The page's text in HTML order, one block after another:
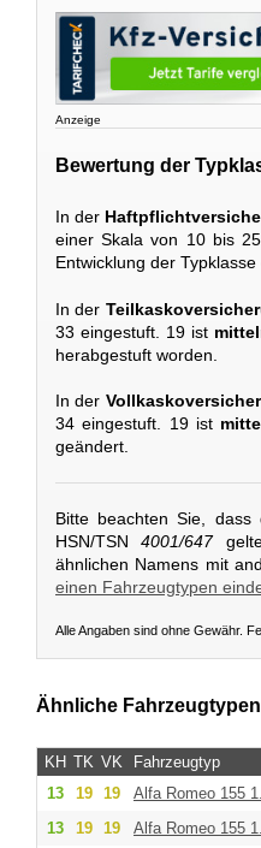
Anzeige
Bewertung der
In der
einer Skala von 10 bis
Entwicklung der
In der
33 eingestuft. 19 ist
herabgestuft worden.
In der
34 eingestuft. 19 ist
geändert.
Bitte beachten Sie,
HSN/TSN4001/647
ähnlichen Namens mit
einen Fahrzeugtypen
Alle Angaben sind ohne Gewähr.
Ähnliche Fahrzeugtypen
KH TK VK Fahrzeugtyp
13
19 19 Alfa Romeo 155
13
19 19 Alfa Romeo 155